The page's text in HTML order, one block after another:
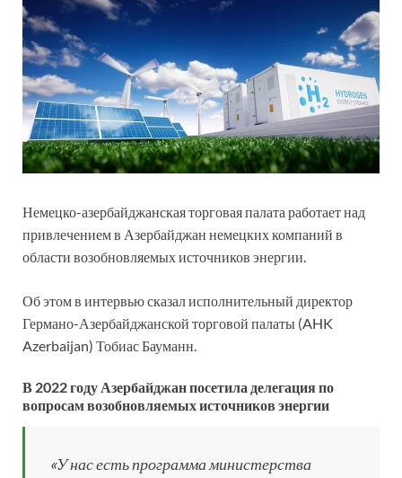
Немецко-азербайджанская торговая палата работает над
привлечением в Азербайджан немецких компаний в
области возобновляемых источников энергии.
Об этом в интервью сказал исполнительный директор
Германо-Азербайджанской торговой палаты (AHK
Azerbaijan) Тобиас Бауманн.
В 2022 году Азербайджан посетила делегация по
вопросам возобновляемых источников энергии
«У нас есть программа министерства